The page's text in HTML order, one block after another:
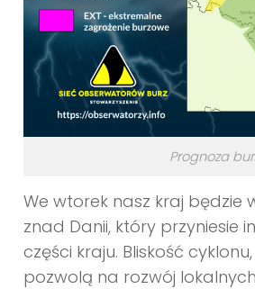
Prognoza
We wtorek nasz kraj będzie
znad Danii, który przyniesie
części kraju. Bliskość
pozwolą na rozwój